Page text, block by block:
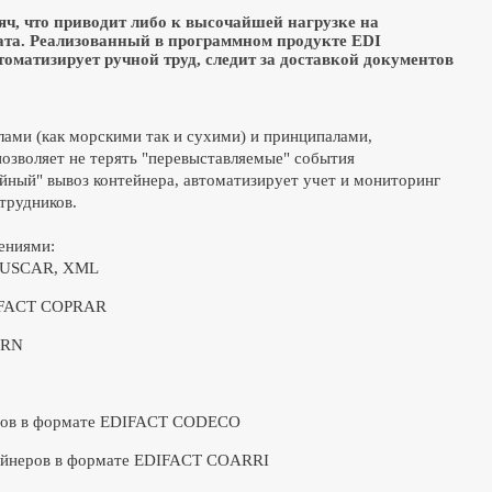
что приводит либо к высочайшей нагрузке на
Реализованный в программном продукте EDI
ручной труд, следит за доставкой документов
(как морскими так и сухими) и принципалами,
не терять "перевыставляемые" события
вывоз контейнера, автоматизирует учет и мониторинг
XML
COPRAR
в формате EDIFACT CODECO
в формате EDIFACT COARRI